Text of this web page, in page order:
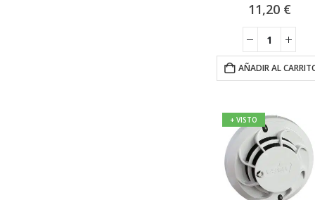
11,20 €
AÑADIR AL
+ VISTO